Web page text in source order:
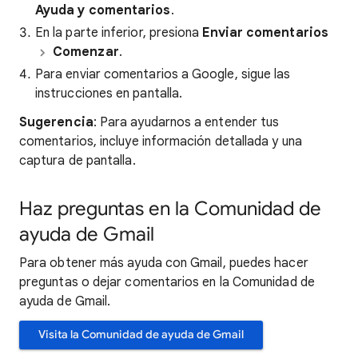
Ayuda y comentarios.
En la parte inferior, presiona Enviar comentarios
Comenzar.
Para enviar comentarios a Google, sigue las
instrucciones en pantalla.
Sugerencia: Para ayudarnos a entender tus
comentarios, incluye información detallada y una
captura de pantalla.
Haz preguntas en la Comunidad de
ayuda de Gmail
Para obtener más ayuda con Gmail, puedes hacer
preguntas o dejar comentarios en la Comunidad de
ayuda de Gmail.
Visita la Comunidad de ayuda de Gmail